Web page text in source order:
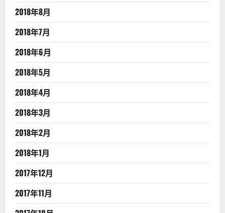
2018年8月
2018年7月
2018年6月
2018年5月
2018年4月
2018年3月
2018年2月
2018年1月
2017年12月
2017年11月